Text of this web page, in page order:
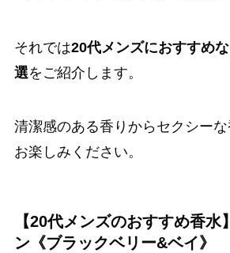
それでは20代メンズにおすすめ
選をご紹介します。
清潔感のある香りからセクシー
お楽しみください。
【20代メンズのおすすめ香水
ン《ブラックベリー&ベイ》